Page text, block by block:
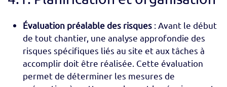
Évaluation préalable des risques : Avant le début
de tout chantier, une analyse approfondie des
risques spécifiques liés au site et aux tâches à
accomplir doit être réalisée. Cette évaluation
permet de déterminer les mesures de